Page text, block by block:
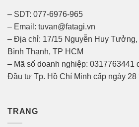
– SDT: 077-6976-965
– Email: tuvan@fatagi.vn
– Địa chỉ: 17/15 Nguyễn Huy
Bình Thạnh, TP HCM
– Mã số doanh nghiệp: 0317763441
Đầu tư Tp. Hồ Chí Minh cấp ngày 28
TRANG